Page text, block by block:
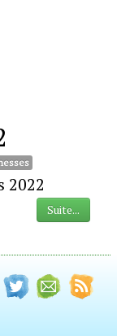
2022
Suite...